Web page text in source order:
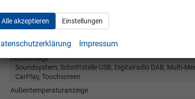
Sitze: Verstellbarkeit
Infotainment & Kommunikation
Audioanlage
Soundsystem, Schnittstelle USB, Digitalradio DAB, Multi-
CarPlay, Touchscreen
Außentemperaturanzeige
Alle akzeptieren Einstellungen
Impressum